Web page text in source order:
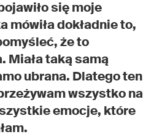
się moje
mówiła dokładnie to,
że to
Miała taką samą
ubrana. Dlatego ten
wszystko na
emocje, które